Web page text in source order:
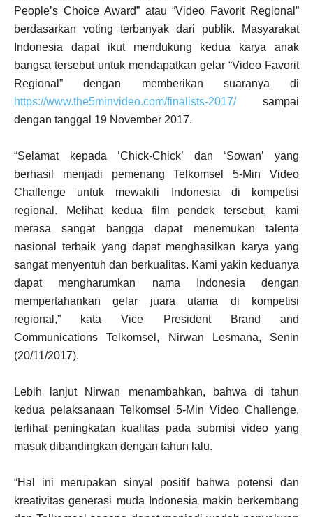
People’s Choice Award” atau “Video Favorit Regional”
berdasarkan voting terbanyak dari publik. Masyarakat
Indonesia dapat ikut mendukung kedua karya anak
bangsa tersebut untuk mendapatkan gelar “Video Favorit
Regional” dengan memberikan suaranya di
https://www.the5minvideo.com/finalists-2017/sampai
dengan tanggal 19 November 2017.
“Selamat kepada ‘Chick-Chick’ dan ‘Sowan’ yang
berhasil menjadi pemenang Telkomsel 5-Min Video
Challenge untuk mewakili Indonesia di kompetisi
regional. Melihat kedua film pendek tersebut, kami
merasa sangat bangga dapat menemukan talenta
nasional terbaik yang dapat menghasilkan karya yang
sangat menyentuh dan berkualitas. Kami yakin keduanya
dapat mengharumkan nama Indonesia dengan
mempertahankan gelar juara utama di kompetisi
regional,” kata Vice President Brand and
Communications Telkomsel, Nirwan Lesmana, Senin
(20/11/2017).
Lebih lanjut Nirwan menambahkan, bahwa di tahun
kedua pelaksanaan Telkomsel 5-Min Video Challenge,
terlihat peningkatan kualitas pada submisi video yang
masuk dibandingkan dengan tahun lalu.
“Hal ini merupakan sinyal positif bahwa potensi dan
kreativitas generasi muda Indonesia makin berkembang